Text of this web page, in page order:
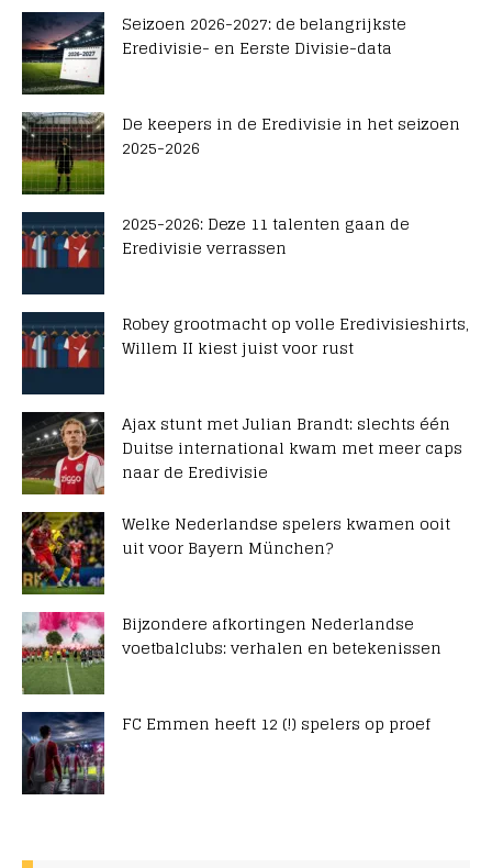
Seizoen 2026-2027: de belangrijkste
Eredivisie- en Eerste Divisie-data
De keepers in de Eredivisie in het seizoen
2025-2026
2025-2026: Deze 11 talenten gaan de
Eredivisie verrassen
Robey grootmacht op volle Eredivisieshirts,
Willem II kiest juist voor rust
Ajax stunt met Julian Brandt: slechts één
Duitse international kwam met meer caps
naar de Eredivisie
Welke Nederlandse spelers kwamen ooit
uit voor Bayern München?
Bijzondere afkortingen Nederlandse
voetbalclubs: verhalen en betekenissen
FC Emmen heeft 12 (!) spelers op proef